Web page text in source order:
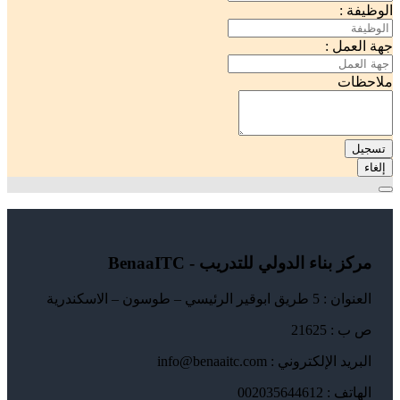
الوظيفة :
جهة العمل :
ملاحظات
تسجيل
إلغاء
مركز بناء الدولي للتدريب - BenaaITC
العنوان : 5 طريق ابوقير الرئيسي – طوسون – الاسكندرية
ص ب : 21625
البريد الإلكتروني : info@benaaitc.com
الهاتف : 002035644612